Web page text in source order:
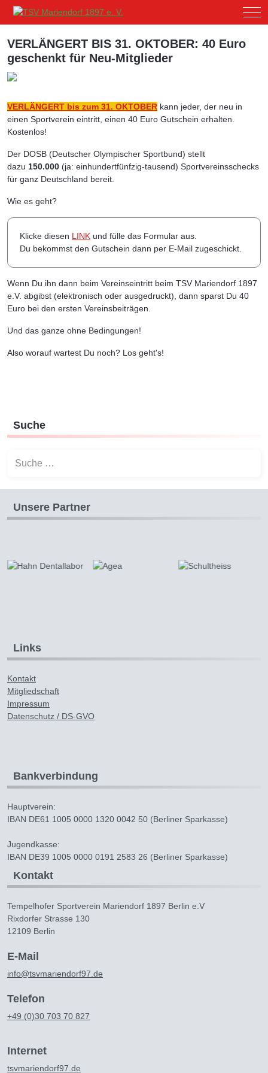
VERLÄNGERT BIS 31. OKTOBER: 40 Euro
geschenkt für Neu-Mitglieder
VERLÄNGERT bis zum 31. OKTOBER kann jeder, der neu in
einen Sportverein eintritt, einen 40 Euro Gutschein erhalten.
Kostenlos!
Der DOSB (Deutscher Olympischer Sportbund) stellt
dazu 150.000 (ja: einhundertfünfzig-tausend) Sportvereinsschecks
für ganz Deutschland bereit.
Wie es geht?
Klicke diesen LINK und fülle das Formular aus.
Du bekommst den Gutschein dann per E-Mail zugeschickt.
Wenn Du ihn dann beim Vereinseintritt beim TSV Mariendorf 1897
e.V. abgibst (elektronisch oder ausgedruckt), dann sparst Du 40
Euro bei den ersten Vereinsbeiträgen.
Und das ganze ohne Bedingungen!
Also worauf wartest Du noch? Los geht's!
Suche
Unsere Partner
Links
Kontakt
Mitgliedschaft
Impressum
Datenschutz / DS-GVO
Bankverbindung
Hauptverein:
IBAN DE61 1005 0000 1320 0042 50 (Berliner Sparkasse)
Jugendkasse:
IBAN DE39 1005 0000 0191 2583 26 (Berliner Sparkasse)
Kontakt
Tempelhofer Sportverein Mariendorf 1897 Berlin e.V
Rixdorfer Strasse 130
12109 Berlin
E-Mail
info@tsvmariendorf97.de
Telefon
+49 (0)30 703 70 827
Internet
tsvmariendorf97.de